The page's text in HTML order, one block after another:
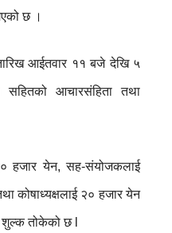
छ ।
तारिख आईतवार ११ बजे देखि ५
आचारसंहिता तथा
हजार येन, सह-संयोजकलाई
कोषाध्यक्षलाई २० हजार येन
शुल्क तोकेको छ l